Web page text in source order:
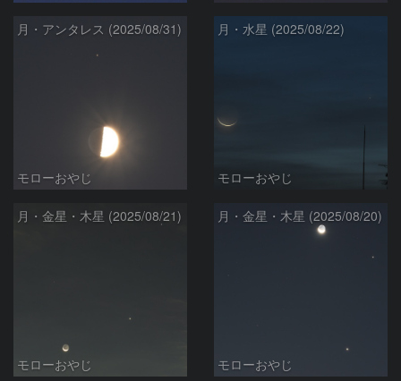
月・アンタレス (2025/08/31)
モローおやじ
月・水星 (2025/08/22)
モローおやじ
月・金星・木星 (2025/08/21)
モローおやじ
月・金星・木星 (2025/08/20)
モローおやじ